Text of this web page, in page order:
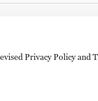
Privacy Policy and